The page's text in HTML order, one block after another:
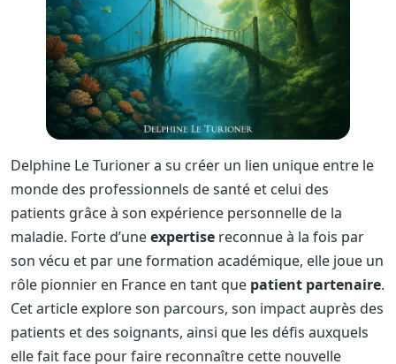
Delphine Le Turioner a su créer un lien unique entre le
monde des professionnels de santé et celui des
patients grâce à son expérience personnelle de la
maladie. Forte d’uneexpertise reconnue à la fois par
son vécu et par une formation académique, elle joue un
rôle pionnier en France en tant que patient partenaire.
Cet article explore son parcours, son impact auprès des
patients et des soignants, ainsi que les défis auxquels
elle fait face pour faire reconnaître cette nouvelle